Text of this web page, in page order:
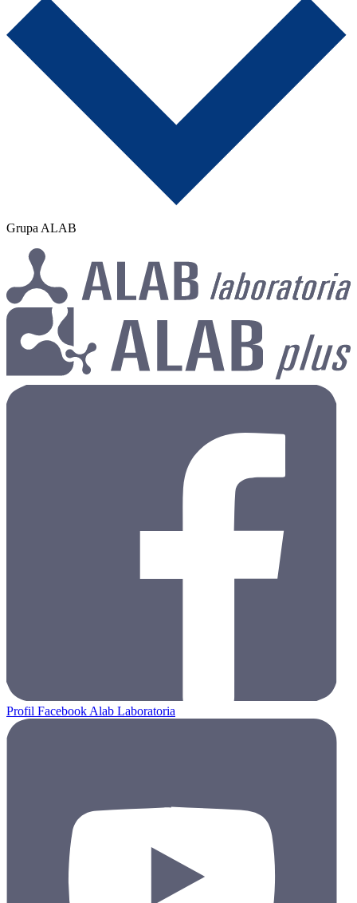
Grupa ALAB
Profil Facebook Alab Laboratoria